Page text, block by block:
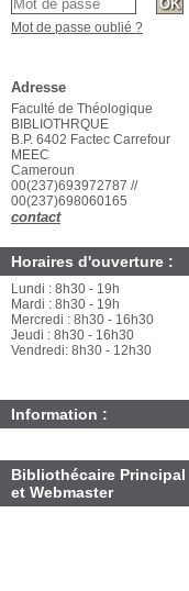
Mot de passe oublié ?
Adresse
Faculté de Théologique
BIBLIOTHRQUE
B.P. 6402 Factec Carrefour
MEEC
Cameroun
00(237)693972787 //
00(237)698060165
contact
Horaires d'ouverture :
Lundi : 8h30 - 19h
Mardi : 8h30 - 19h
Mercredi : 8h30 - 16h30
Jeudi : 8h30 - 16h30
Vendredi: 8h30 - 12h30
Information :
Bibliothécaire Principal
et Webmaster